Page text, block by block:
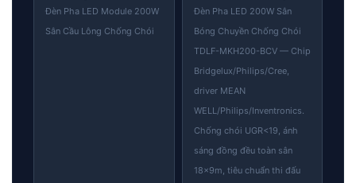
Đèn Pha LED Module 200W
Sân Cầu Lông Chống Chói
Đèn Pha LED 200W Sân
Bóng Chuyền Chống Chói
TDLF-MKH200-BCV — Chip
Bridgelux/Philips/Cree,
driver MEAN
WELL/Philips/Inventronics.
Chống chói UGR<19, ánh
sáng đồng đều toàn sân
18×9m, tiêu chuẩn thi đấu